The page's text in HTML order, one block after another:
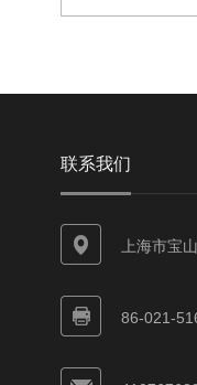
联系我们
上海市宝
86-021-